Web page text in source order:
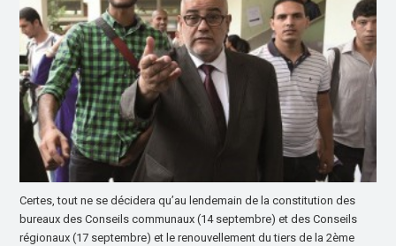
Certes, tout ne se décidera qu’au lendemain de la constitution des
bureaux des Conseils communaux (14 septembre) et des Conseils
régionaux (17 septembre) et le renouvellement du tiers de la 2ème